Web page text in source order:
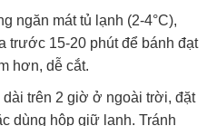
ngăn mát tủ lạnh (2-4°C),
trước 15-20 phút để bánh đạt
hơn, dễ cắt.
dài trên 2 giờ ở ngoài trời, đặt
dùng hộp giữ lạnh. Tránh